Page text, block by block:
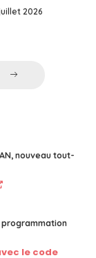
2026
nouveau tout-
programmation
le code